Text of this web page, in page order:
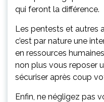
qui feront la différence.
Les pentests et autres
c’est par nature une
en ressources
non plus vous reposer
sécuriser après coup
Enfin, ne négligez pas